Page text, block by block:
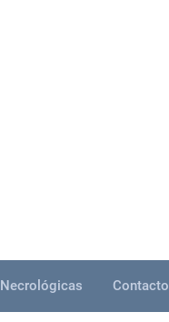
Necrológicas Contacto